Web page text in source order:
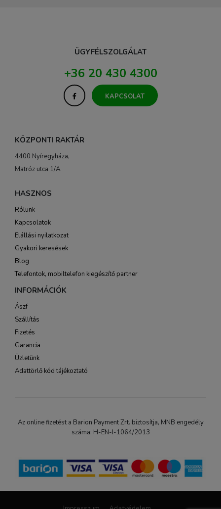
ÜGYFÉLSZOLGÁLAT
+36 20 430 4300
KAPCSOLAT
KÖZPONTI RAKTÁR
4400 Nyíregyháza,
Matróz utca 1/A.
HASZNOS
Rólunk
Kapcsolatok
Elállási nyilatkozat
Gyakori keresések
Blog
Telefontok, mobiltelefon kiegészítő partner
INFORMÁCIÓK
Ászf
Szállítás
Fizetés
Garancia
Üzletünk
Adattörlő kód tájékoztató
Az online fizetést a Barion Payment Zrt. biztosítja, MNB engedély
száma: H-EN-I-1064/2013